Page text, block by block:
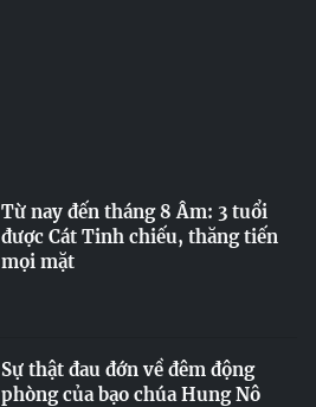
Từ nay đến tháng 8 Âm: 3 tuổi
được Cát Tinh chiếu, thăng tiến
mọi mặt
Sự thật đau đớn về đêm động
phòng của bạo chúa Hung Nô